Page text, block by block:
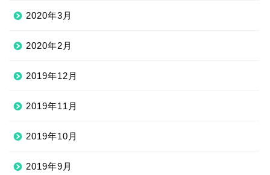
2020年3月
2020年2月
2019年12月
2019年11月
2019年10月
2019年9月